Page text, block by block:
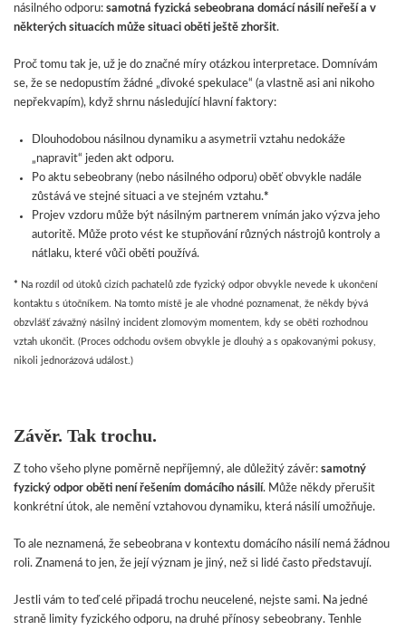
násilného odporu: samotná fyzická sebeobrana domácí násilí neřeší a v
některých situacích může situaci oběti ještě zhoršit.
Proč tomu tak je, už je do značné míry otázkou interpretace. Domnívám
se, že se nedopustím žádné „divoké spekulace“ (a vlastně asi ani nikoho
nepřekvapím), když shrnu následující hlavní faktory:
Dlouhodobou násilnou dynamiku a asymetrii vztahu nedokáže
„napravit“ jeden akt odporu.
Po aktu sebeobrany (nebo násilného odporu) oběť obvykle nadále
zůstává ve stejné situaci a ve stejném vztahu.*
Projev vzdoru může být násilným partnerem vnímán jako výzva jeho
autoritě. Může proto vést ke stupňování různých nástrojů kontroly a
nátlaku, které vůči oběti používá.
* Na rozdíl od útoků cizích pachatelů zde fyzický odpor obvykle nevede k ukončení
kontaktu s útočníkem. Na tomto místě je ale vhodné poznamenat, že někdy bývá
obzvlášť závažný násilný incident zlomovým momentem, kdy se oběti rozhodnou
vztah ukončit. (Proces odchodu ovšem obvykle je dlouhý a s opakovanými pokusy,
nikoli jednorázová událost.)
Závěr. Tak trochu.
Z toho všeho plyne poměrně nepříjemný, ale důležitý závěr: samotný
fyzický odpor oběti není řešením domácího násilí. Může někdy přerušit
konkrétní útok, ale nemění vztahovou dynamiku, která násilí umožňuje.
To ale neznamená, že sebeobrana v kontextu domácího násilí nemá žádnou
roli. Znamená to jen, že její význam je jiný, než si lidé často představují.
Jestli vám to teď celé připadá trochu neucelené, nejste sami. Na jedné
straně limity fyzického odporu, na druhé přínosy sebeobrany. Tenhle